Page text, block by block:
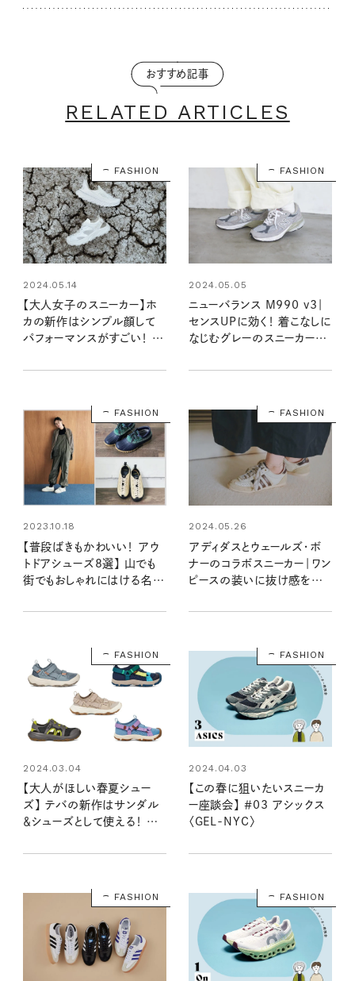
おすすめ記事
RELATED ARTICLES
FASHION
2024.05.14
【大人女子のスニーカー】ホ
カの新作はシンプル顔して
パフォーマンスがすごい！ 山
源
FASHION
2024.05.05
ニューバランス M990 v3｜
センスUPに効く！ 着こなしに
なじむグレーのスニーカー
FASHION
2023.10.18
【普段ばきもかわいい！ アウ
トドアシューズ8選】 山でも
街でもおしゃれにはける名品
FASHION
2024.05.26
アディダスとウェールズ・ボ
ナーのコラボスニーカー｜ワン
ピースの装いに抜け感をプラ
れ】
FASHION
2024.03.04
【大人がほしい春夏シュー
ズ】 テバの新作はサンダル
＆シューズとして使える！ 大
にラインナップ
FASHION
2024.04.03
【この春に狙いたいスニーカ
ー座談会】 ＃03 アシックス
〈GEL-NYC〉
FASHION FASHION